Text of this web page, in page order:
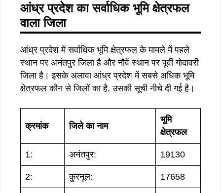
आंध्र प्रदेश का सर्वाधिक भूमि क्षेत्रफल
वाला जिला
आंध्र प्रदेश में सर्वाधिक भूमि क्षेत्रफल के मामले में पहले
स्थान पर अनंतपुर जिला है और नौवें स्थान पर पूर्वी गोदावरी
जिला है। इसके अलावा आंध्र प्रदेश में सबसे अधिक भूमि
क्षेत्रफल कौन से जिलों का है, उसकी सूची नीचे दी गई है।
क्रमांक जिले का नाम
भूमि
क्षेत्रफल
1: अनंतपुर: 19130
2: कुरनूल: 17658